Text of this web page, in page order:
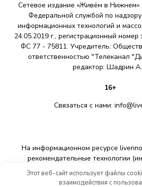
Сетевое издание «Живём в Нижнем»
Федеральной службой по
информационных технологий и
24.05.2019 г., регистрационный
ФС 77 - 75811. Учредитель:
ответственностью "Телеканал
редактор: Шадрин
16+
Связаться с нами:
На информационном ресурсе
рекомендательные технологии
технологии предоставления
систематизации и анализа
Этот веб-сайт использует файлы
взаимодействия с